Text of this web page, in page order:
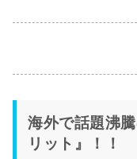
海外で話題沸
リット』！！